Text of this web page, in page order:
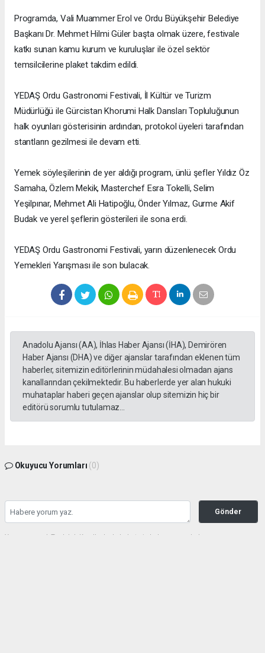
Programda, Vali Muammer Erol ve Ordu Büyükşehir Belediye
Başkanı Dr. Mehmet Hilmi Güler başta olmak üzere, festivale
katkı sunan kamu kurum ve kuruluşlar ile özel sektör
temsilcilerine plaket takdim edildi.
YEDAŞ Ordu Gastronomi Festivali, İl Kültür ve Turizm
Müdürlüğü ile Gürcistan Khorumi Halk Dansları Topluluğunun
halk oyunları gösterisinin ardından, protokol üyeleri tarafından
stantların gezilmesi ile devam etti.
Yemek söyleşilerinin de yer aldığı program, ünlü şefler Yıldız Öz
Samaha, Özlem Mekik, Masterchef Esra Tokelli, Selim
Yeşilpınar, Mehmet Ali Hatipoğlu, Önder Yılmaz, Gurme Akif
Budak ve yerel şeflerin gösterileri ile sona erdi.
YEDAŞ Ordu Gastronomi Festivali, yarın düzenlenecek Ordu
Yemekleri Yarışması ile son bulacak.
Anadolu Ajansı (AA), İhlas Haber Ajansı (İHA), Demirören
Haber Ajansı (DHA) ve diğer ajanslar tarafından eklenen tüm
haberler, sitemizin editörlerinin müdahalesi olmadan ajans
kanallarından çekilmektedir. Bu haberlerde yer alan hukuki
muhataplar haberi geçen ajanslar olup sitemizin hiç bir
editörü sorumlu tutulamaz...
Okuyucu Yorumları (0)
Gönder
Yorum yazarak Topluluk Kuralları’nı kabul etmiş bulunuyor ve haberunye.com